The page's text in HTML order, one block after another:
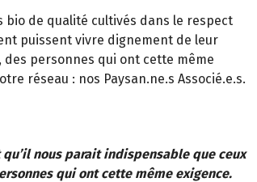
bio de qualité cultivés dans le respect
puissent vivre dignement de leur
personnes qui ont cette même
réseau : nos Paysan.ne.s Associé.e.s.
nous parait indispensable que ceux
qui ont cette même exigence.